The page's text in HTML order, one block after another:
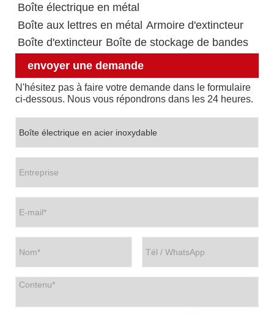
Boîte électrique en métal
Boîte aux lettres en métal Armoire d'extincteur
Boîte d'extincteur Boîte de stockage de bandes
envoyer une demande
N'hésitez pas à faire votre demande dans le formulaire
ci-dessous. Nous vous répondrons dans les 24 heures.